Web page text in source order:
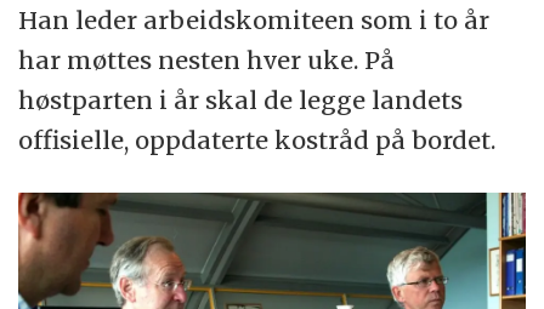
Han leder arbeidskomiteen som i to år
har møttes nesten hver uke. På
høstparten i år skal de legge landets
offisielle, oppdaterte kostråd på bordet.